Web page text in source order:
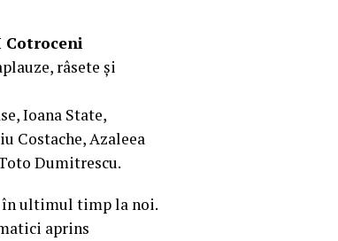
Cotroceni
râsete și
Ioana State,
Costache, Azaleea
Dumitrescu.
în ultimul timp la noi.
aprins